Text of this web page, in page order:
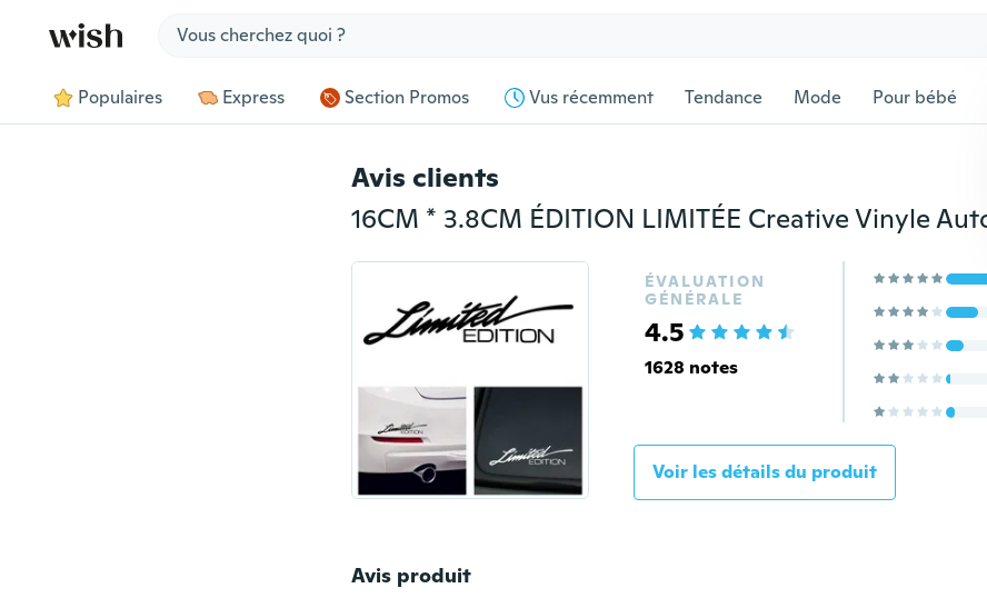
Populaires Express Section Promos Vus récemment Tendance Mode Pour bébé
Avis clients
ÉVALUATION
GÉNÉRALE
4.5
1628 notes
Voir les détails du produit
Avis produit